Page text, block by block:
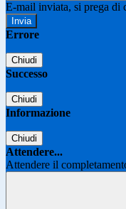
E-mail inviata, si prega di
Errore
Chiudi
Successo
Chiudi
Informazione
Chiudi
Attendere...
Attendere il